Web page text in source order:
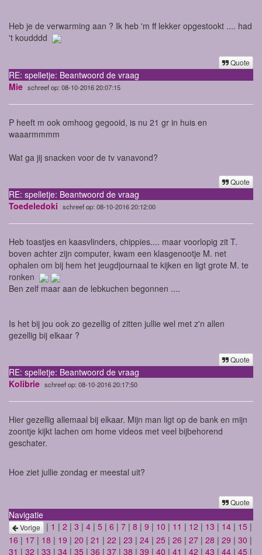
Heb je de verwarming aan ? Ik heb 'm ff lekker opgestookt .... had
't koudddd
Quote
RE: spelletje: Beantwoord de vraag
Mie schreef op: 08-10-2016 20:07:15
P heeft m ook omhoog gegooid, is nu 21 gr in huis en
waaarmmmm
Wat ga jij snacken voor de tv vanavond?
Quote
RE: spelletje: Beantwoord de vraag
Toedeledoki schreef op: 08-10-2016 20:12:00
Heb toastjes en kaasvlinders, chippies.... maar voorlopig zit T.
boven achter zijn computer, kwam een klasgenootje M. net
ophalen om bij hem het jeugdjournaal te kijken en ligt grote M. te
ronken
Ben zelf maar aan de lebkuchen begonnen ....
Is het bij jou ook zo gezellig of zitten jullie wel met z'n allen
gezellig bij elkaar ?
Quote
RE: spelletje: Beantwoord de vraag
Kolibrie schreef op: 08-10-2016 20:17:50
Hier gezellig allemaal bij elkaar. Mijn man ligt op de bank en mijn
zoontje kijkt lachen om home videos met veel bijbehorend
geschater.
Hoe ziet jullie zondag er meestal uit?
Quote
Navigatie
Vorige | 1 | 2 | 3 | 4 | 5 | 6 | 7 | 8 | 9 | 10 | 11 | 12 | 13 | 14 | 15 |
16 | 17 | 18 | 19 | 20 | 21 | 22 | 23 | 24 | 25 | 26 | 27 | 28 | 29 | 30 |
31 | 32 | 33 | 34 | 35 | 36 | 37 | 38 | 39 | 40 | 41 | 42 | 43 | 44 | 45 |